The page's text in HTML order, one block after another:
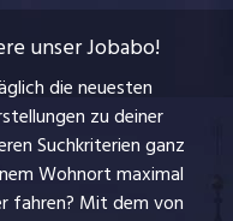
unser Jobabo!
die neuesten
zu deiner
Suchkriterien ganz
Wohnort maximal
fahren? Mit demvon